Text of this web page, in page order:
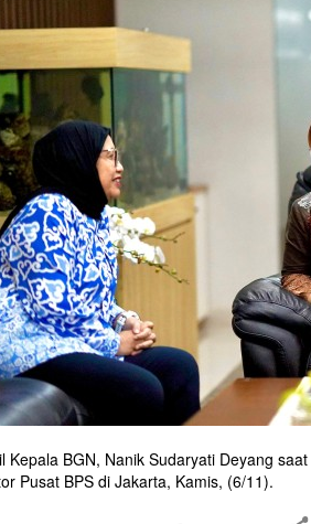
Kepala BGN, Nanik Sudaryati Deyang
Pusat BPS di Jakarta, Kamis, (6/11).